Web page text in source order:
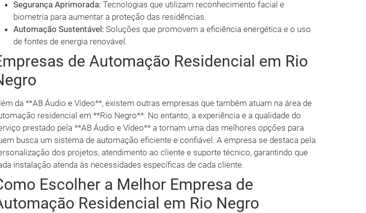
Segurança Aprimorada: Tecnologias que utilizam reconhecimento facial e
biometria para aumentar a proteção das residências.
Automação Sustentável: Soluções que promovem a eficiência energética e o uso
de fontes de energia renovável.
de Automação Residencial em Rio
da **AB Áudio e Vídeo**, existem outras empresas que também atuam na área de
residencial em **Rio Negro**. No entanto, a experiência e a qualidade do
prestado pela **AB Áudio e Vídeo** a tornam uma das melhores opções para
busca um sistema de automação eficiente e confiável. A empresa se destaca pela
dos projetos, atendimento ao cliente e suporte técnico, garantindo que
instalação atenda às necessidades específicas de cada cliente.
Escolher a Melhor Empresa de
Residencial em Rio Negro